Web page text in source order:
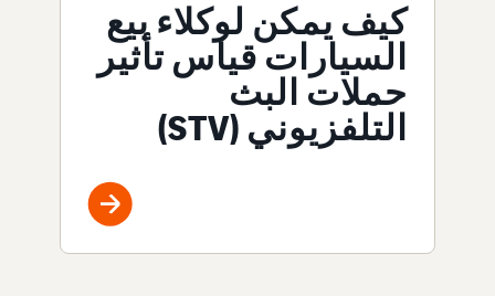
كيف يمكن لوكلاء بيع
السيارات قياس تأثير
حملات البث
التلفزيوني (STV)